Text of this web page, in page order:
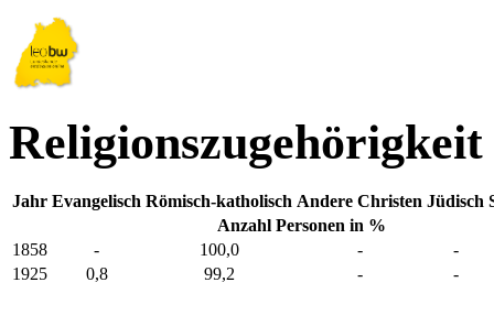
Jahr Evangelisch Römisch-katholisch Andere Christen Jüdisch
Anzahl Personen in %
1858
- 100,0 -
-
1925
0,8 99,2 - -